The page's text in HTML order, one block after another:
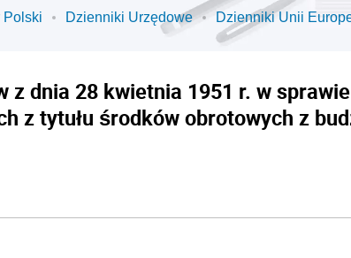
Polski Dzienniki Urzędowe Dzienniki Unii
z dnia 28 kwietnia 1951 r. w
z tytułu środków obrotowych z